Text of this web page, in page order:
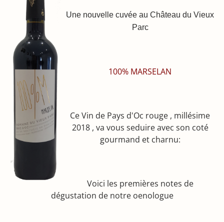
Une nouvelle cuvée au Château du Vieux
Parc
100% MARSELAN
Ce Vin de Pays d'Oc rouge , millésime
2018 , va vous seduire avec son coté
gourmand et charnu:
Voici les premières notes de
dégustation de notre oenologue